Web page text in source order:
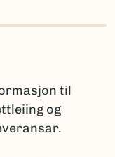
der
for Algae,
Nomenclature
til
og